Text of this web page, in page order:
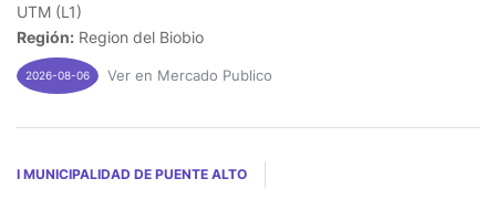
UTM (L1)
Región: Region del Biobio
2026-08-06 Ver en Mercado Publico
I MUNICIPALIDAD DE PUENTE ALTO